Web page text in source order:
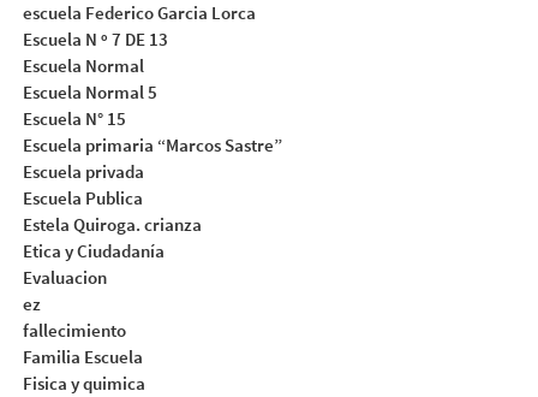
escuela Federico Garcia Lorca
Escuela N º 7 DE 13
Escuela Normal
Escuela Normal 5
Escuela N° 15
Escuela primaria “Marcos Sastre”
Escuela privada
Escuela Publica
Estela Quiroga. crianza
Etica y Ciudadanía
Evaluacion
ez
fallecimiento
Familia Escuela
Fisica y quimica